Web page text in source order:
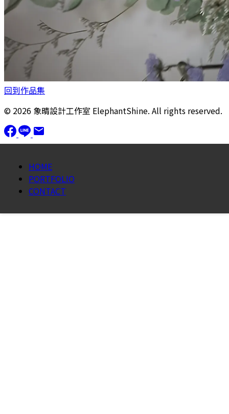
HOME
PORTFOLIO
CONTACT
回到作品集
© 2026 象晴設計工作室 ElephantShine. All rights reserved.